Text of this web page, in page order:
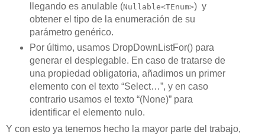
llegando es anulable (Nullable<TEnum>) y
obtener el tipo de la enumeración de su
parámetro genérico.
Por último, usamos DropDownListFor() para
generar el desplegable. En caso de tratarse de
una propiedad obligatoria, añadimos un primer
elemento con el texto “Select…”, y en caso
contrario usamos el texto “(None)” para
identificar el elemento nulo.
Y con esto ya tenemos hecho la mayor parte del trabajo,